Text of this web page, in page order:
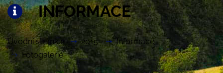
INFORMACE
Úvodní stránka 2015
Informace
Fotogalerie